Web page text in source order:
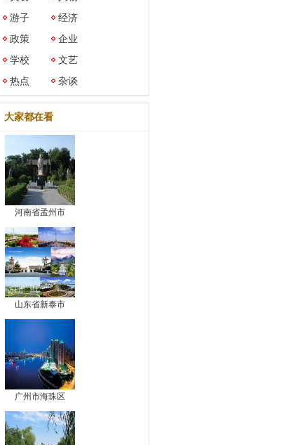
游子
经济
政策
企业
学校
文艺
热点
杂谈
大家都在看
河南省孟州市
山东省新泰市
广州市海珠区